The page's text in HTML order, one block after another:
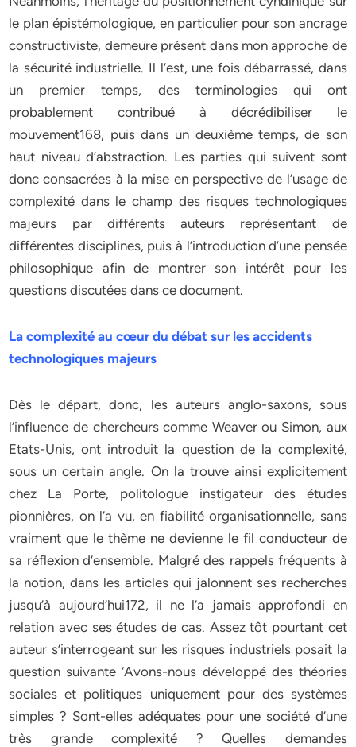
le plan épistémologique, en particulier pour son ancrage
constructiviste, demeure présent dans mon approche de
la sécurité industrielle. Il l’est, une fois débarrassé, dans
un premier temps, des terminologies qui ont
probablement contribué à décrédibiliser le
mouvement168, puis dans un deuxième temps, de son
haut niveau d’abstraction. Les parties qui suivent sont
donc consacrées à la mise en perspective de l’usage de
complexité dans le champ des risques technologiques
majeurs par différents auteurs représentant de
différentes disciplines, puis à l’introduction d’une pensée
philosophique afin de montrer son intérêt pour les
questions discutées dans ce document.
La complexité au cœur du débat sur les accidents
technologiques majeurs
Dès le départ, donc, les auteurs anglo-saxons, sous
l’influence de chercheurs comme Weaver ou Simon, aux
Etats-Unis, ont introduit la question de la complexité,
sous un certain angle. On la trouve ainsi explicitement
chez La Porte, politologue instigateur des études
pionnières, on l’a vu, en fiabilité organisationnelle, sans
vraiment que le thème ne devienne le fil conducteur de
sa réflexion d’ensemble. Malgré des rappels fréquents à
la notion, dans les articles qui jalonnent ses recherches
jusqu’à aujourd’hui172, il ne l’a jamais approfondi en
relation avec ses études de cas. Assez tôt pourtant cet
auteur s’interrogeant sur les risques industriels posait la
question suivante ‘Avons-nous développé des théories
sociales et politiques uniquement pour des systèmes
simples ? Sont-elles adéquates pour une société d’une
très grande complexité ? Quelles demandes